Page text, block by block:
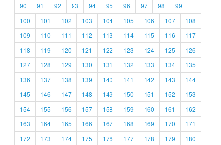
90
91 92 93 94 95 96 97 98
99
100
101 102 103 104 105 106 107
108
109
110 111 112 113 114 115 116
117
118
119 120 121 122 123 124 125
126
127
128 129 130 131 132 133 134
135
136
137 138 139 140 141 142 143
144
145
146 147 148 149 150 151 152
153
154
155 156 157 158 159 160 161
162
163
164 165 166 167 168 169 170
171
172
173 174 175 176 177 178 179
180